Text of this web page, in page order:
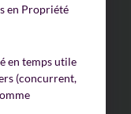
en Propriété
en temps utile
(concurrent,